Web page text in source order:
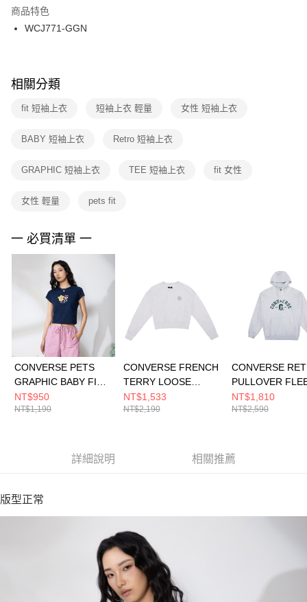
２．訂單成立數日內，您將收到繳費通知簡訊。
３．收到繳費通知簡訊後14天內，點擊此簡訊中的連結，可透過四大超商／
ATM／網路銀行／等多元方式進行付款，方視為交易完成。
※ 交易是否成功請以「AFTEE先享後付 」之結帳頁面顯示為準，若有關於
是否繳費成功／繳費後需取消欲退款等相關疑問，請聯繫「AFTEE先享後付
客戶支援中心」
https://netprotections.freshdesk.com/support/home
１．透過由恩沛科技股份有限公司提供之「AFTEE先享後付」服務完成之交
權轉讓予恩沛科技股份有限公司。
３．未成年的使用者請事先徵得法定代理人或監護人之同意方可使用
４．使用「AFTEE先享後付」時，將依據個別帳號之用戶狀況，依本公司即
時審查核予不同之上限額度；若仍有額度不足之情形，本公司將視審查結果
請求用戶進行身份認證。
５．嚴禁一人註冊多個帳號或使用他人資訊註冊。若發現惡意使用之情形，
恩沛科技股份有限公司將有權停止該用戶之使用額度並採取法律行動。
付款後門市自取
每筆NT$100，滿NT$1,500(含以上)免運費
商品特色
WCJ771-GGN
相關分類
fit 短袖上衣 短袖上衣 輕量 女性 短袖上衣
BABY 短袖上衣 Retro 短袖上衣
GRAPHIC 短袖上衣 TEE 短袖上衣 fit 女性
女性 輕量 pets fit
一 必買清單 一
CONVERSE PETS
GRAPHIC BABY FIT
TEE OBSIDIAN 女 短
袖上衣 WCJ771-695
NT$950
NT$1,190
CONVERSE FRENCH
TERRY LOOSE
FLEECE LT RETRO
GRAY 女 長袖上衣
NT$1,533
NT$2,190
CONVERSE
PULLOVER
TOP LT RETRO
GRAY 男女 連帽
NT$1,810
NT$2,590
詳細說明 相關推薦
版型正常